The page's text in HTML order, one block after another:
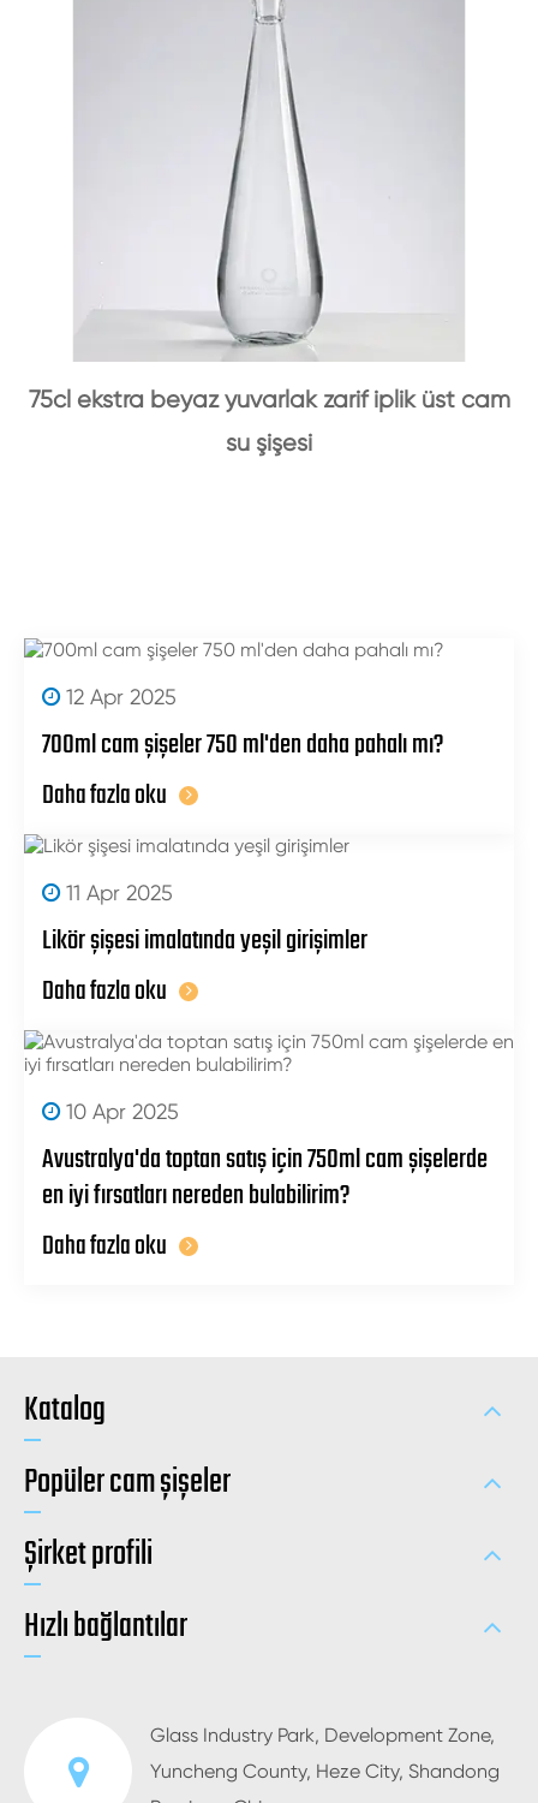
75cl ekstra beyaz yuvarlak zarif iplik üst cam
su şişesi
12 Apr 2025
700ml cam şişeler 750 ml'den daha pahalı mı?
Daha fazla oku
11 Apr 2025
Likör şişesi imalatında yeşil girişimler
Daha fazla oku
10 Apr 2025
Avustralya'da toptan satış için 750ml cam şişelerde
en iyi fırsatları nereden bulabilirim?
Daha fazla oku
Katalog
Popüler cam şişeler
Şirket profili
Hızlı bağlantılar
Glass Industry Park, Development Zone,
Yuncheng County, Heze City, Shandong